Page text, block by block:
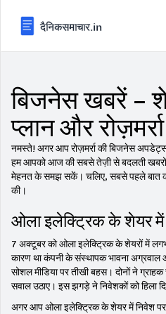
बिजनेस खबरें –
प्लान और
नमस्ते! अगर आप रोज़मर्रा की बिजनेस
हम आपको आज की सबसे तेज़ी से बदलती खबरों
मेहनत के समझ सकें। चलिए, सबसे पहले बात
की।
ओला इलेक्ट्रिक के शेयर में
7 अक्टूबर को ओला इलेक्ट्रिक के शेयरों में
कारण था कंपनी के संस्थापक भावना अग्रवाल
सोशल मीडिया पर तीखी बहस। दोनों ने
सवाल उठाए। इस झगड़े ने निवेशकों को हिला
अगर आप ओला इलेक्ट्रिक के शेयर में निवेश पर